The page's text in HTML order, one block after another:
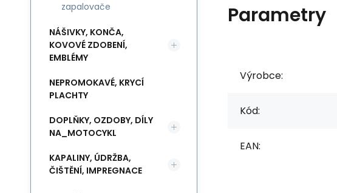
Parametry
Výrobce:
Kód:
EAN:
zapalovače
NÁŠIVKY, KONČA,
KOVOVÉ ZDOBENÍ,
EMBLÉMY
NEPROMOKAVÉ, KRYCÍ
PLACHTY
DOPLŇKY, OZDOBY, DÍLY
NA_MOTOCYKL
KAPALINY, ÚDRŽBA,
ČIŠTĚNÍ, IMPREGNACE